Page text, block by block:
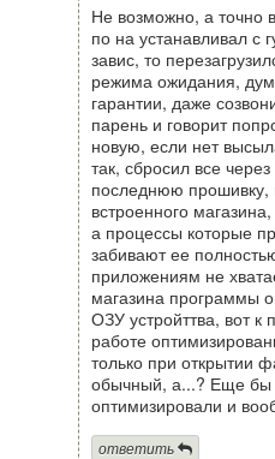
Не возможно, а точно
по на устанавливал с
завис, то
режима ожидания,
гарантии, даже
парень и говорит
новую, если нет
так, сбросил все
последнюю прошивку,
встроенного
а процессы которые
забивают ее
приложениям не
магазина программы
ОЗУ устройттва, вот
работе
только при открытии
обычный, а...? Еще бы
оптимизировали и
ответить